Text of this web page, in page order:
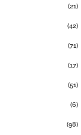
(21)
(42)
(71)
(17)
(51)
(6)
(98)